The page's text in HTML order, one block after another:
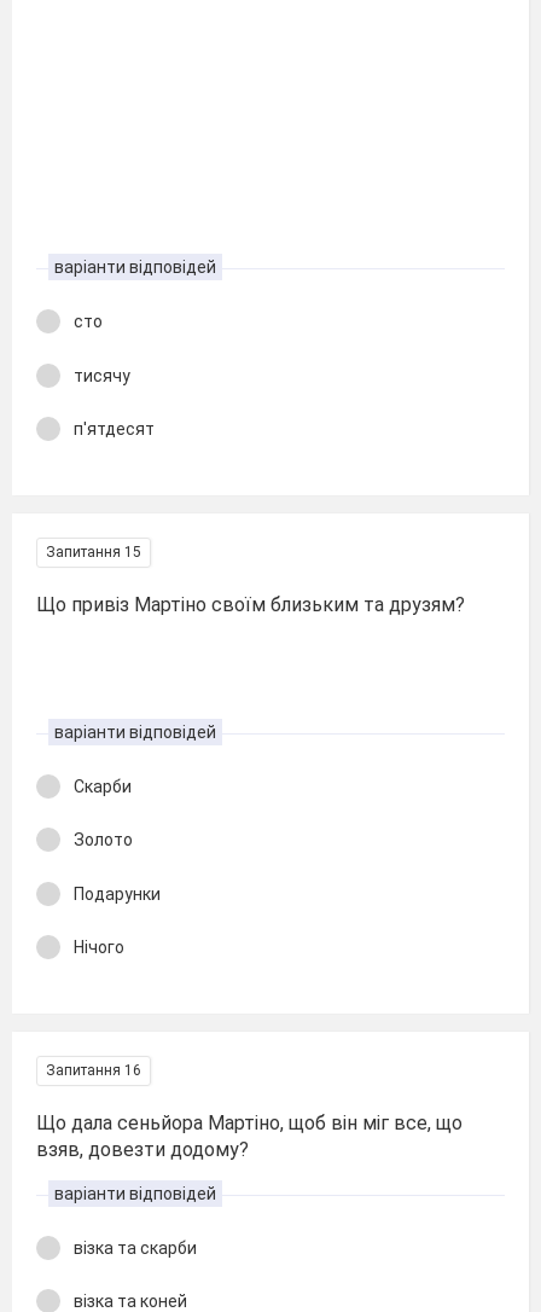
варіанти відповідей
сто
тисячу
п'ятдесят
Запитання 15
Що привіз Мартіно своїм близьким та друзям?
варіанти відповідей
Скарби
Золото
Подарунки
Нічого
Запитання 16
Що дала сеньйора Мартіно, щоб він міг все, що
взяв, довезти додому?
варіанти відповідей
візка та скарби
візка та коней